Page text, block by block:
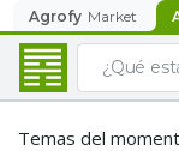
Agrofy Market
Temas del